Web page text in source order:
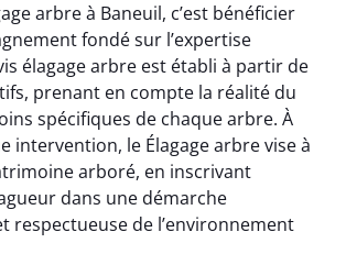
arbre à Baneuil, c’est bénéficier
fondé sur l’expertise
élagage arbre est établi à partir de
prenant en compte la réalité du
spécifiques de chaque arbre. À
intervention, le Élagage arbre vise à
arboré, en inscrivant
dans une démarche
respectueuse de l’environnement